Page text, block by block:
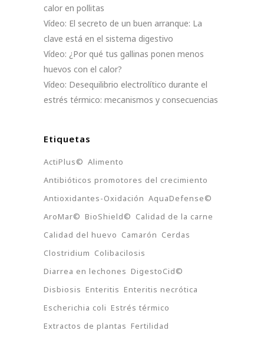
calor en pollitas
Vídeo: El secreto de un buen arranque: La
clave está en el sistema digestivo
Vídeo: ¿Por qué tus gallinas ponen menos
huevos con el calor?
Vídeo: Desequilibrio electrolítico durante el
estrés térmico: mecanismos y consecuencias
Etiquetas
ActiPlus© Alimento
Antibióticos promotores del crecimiento
Antioxidantes-Oxidación AquaDefense©
AroMar© BioShield© Calidad de la carne
Calidad del huevo Camarón Cerdas
Clostridium Colibacilosis
Diarrea en lechones DigestoCid©
Disbiosis Enteritis Enteritis necrótica
Escherichia coli Estrés térmico
Extractos de plantas Fertilidad